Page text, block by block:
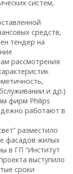
систем,
средств,
тендер на
рассмотрения
и др.)
фирм Philips
работают в
разместило
фасадов жилых
в ГП “Институт
выступило
сроки